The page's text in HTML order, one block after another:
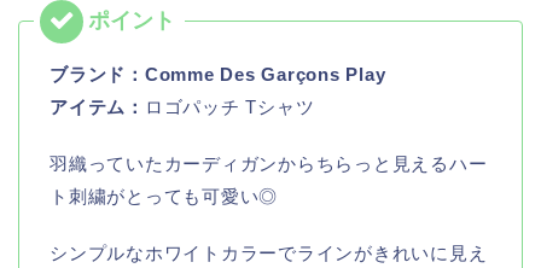
ブランド： Comme Des Garçons Play
アイテム： ロゴパッチ Tシャツ
羽織っていたカーディガンからちらっと見えるハー
ト刺繍がとっても可愛い◎
シンプルなホワイトカラーでラインがきれいに見え